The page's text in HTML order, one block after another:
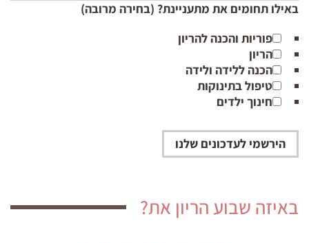
באילו תחומים את מתעניינת? (בחירה מרובה)
פוריות והכנה להריון
הריון
הכנה ללידה ולידה
טיפול בתינוקות
חינוך ילדים
באיזה שבוע הריון את?